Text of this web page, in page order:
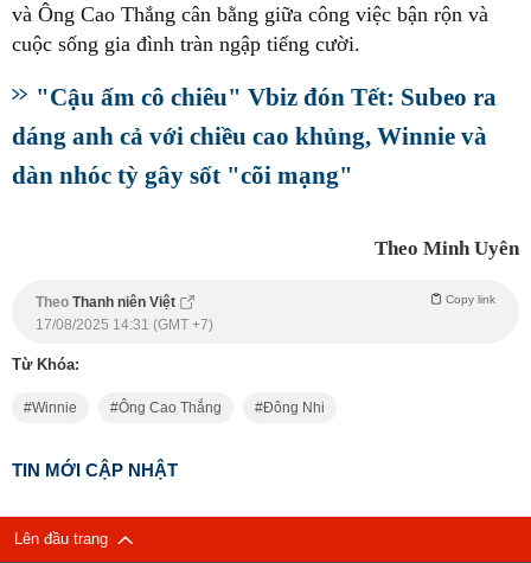
và Ông Cao Thắng cân bằng giữa công việc bận rộn và
cuộc sống gia đình tràn ngập tiếng cười.
"Cậu ấm cô chiêu" Vbiz đón Tết: Subeo ra
dáng anh cả với chiều cao khủng, Winnie và
dàn nhóc tỳ gây sốt "cõi mạng"
Theo Minh Uyên
Theo Thanh niên Việt Copy link
17/08/2025 14:31 (GMT +7)
Từ Khóa:
Winnie Ông Cao Thắng Đông Nhi
TIN MỚI CẬP NHẬT
Lên đầu trang